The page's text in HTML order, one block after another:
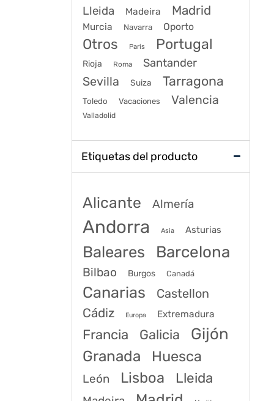
Lleida Madeira Madrid
Murcia Navarra Oporto
Otros Paris Portugal
Rioja Roma Santander
Sevilla Suiza Tarragona
Toledo Vacaciones Valencia
Valladolid
Etiquetas del producto
Alicante Almería
Andorra Asia Asturias
Baleares Barcelona
Bilbao Burgos Canadá
Canarias
Castellon
Cádiz
Europa Extremadura
Francia Galicia Gijón
Granada Huesca
León Lisboa Lleida